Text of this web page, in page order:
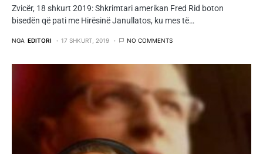
Zvicër, 18 shkurt 2019: Shkrimtari amerikan Fred Rid boton
bisedën që pati me Hirësinë Janullatos, ku mes të…
NGA EDITORI 17 SHKURT, 2019 NO COMMENTS